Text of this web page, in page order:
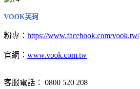
VOOK芙珂
粉專： https://www.facebook.com/vook.tw/
官網： www.vook.com.tw
客服電話： 0800 520 208